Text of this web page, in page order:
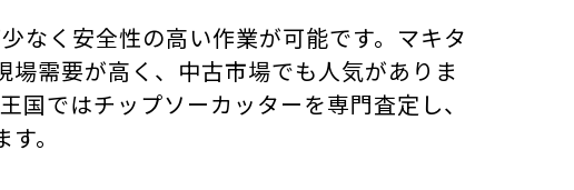
なく安全性の高い作業が可能です。マキタ
需要が高く、中古市場でも人気がありま
ではチップソーカッターを専門査定し、
。